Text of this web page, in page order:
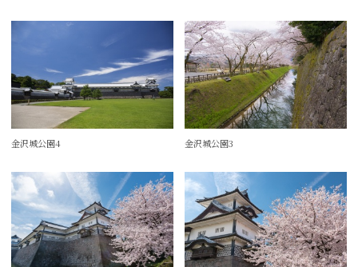
金沢城公園4 金沢城公園3